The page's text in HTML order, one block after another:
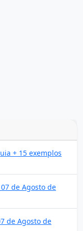
+ 15 exemplos
de Agosto de
de Agosto de